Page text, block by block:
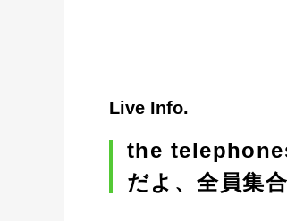
Live Info.
the
だよ、全員集